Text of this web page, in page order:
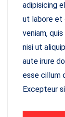
adipisicing
ut labore et
veniam,
nisi ut
aute irure
esse cillum
Excepteur